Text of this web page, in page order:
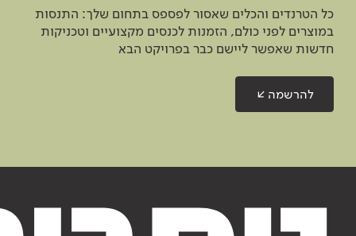
כל הטרנדים והכלים שאסור לפספס בתחום שלך: התנסות
במוצרים לפני כולם, הזמנות לכנסים מקצועיים וטכניקות
חדשות שאפשר ליישם כבר בפרויקט הבא
להרשמה